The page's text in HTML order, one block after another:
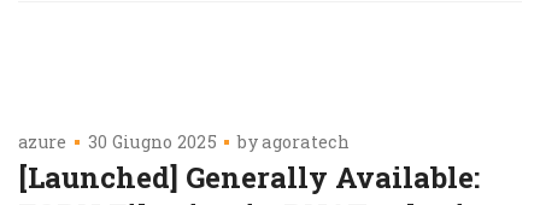
azure 30 Giugno 2025 byagoratech
[Launched] Generally Available: